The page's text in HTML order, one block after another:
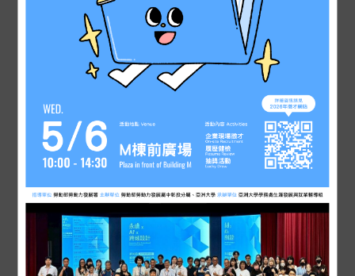
2026-04-29 最新公告
5月6日(三) 「2026校園徵才博覽會」
2026-04-27 榮譽榜